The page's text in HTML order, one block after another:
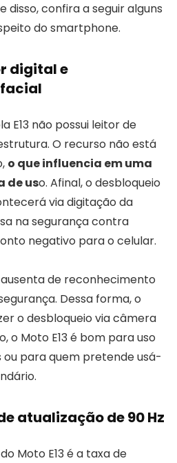
disso, confira a seguir alguns
do smartphone.
digital e
E13 não possui leitor de
O recurso não está
o que influencia em uma
de uso. Afinal, o desbloqueio
via digitação da
na segurança contra
negativo para o celular.
ausenta de reconhecimento
Dessa forma, o
o desbloqueio via câmera
o Moto E13 é bom para uso
para quem pretende usá-
atualização de 90 Hz
Moto E13 é a taxa de